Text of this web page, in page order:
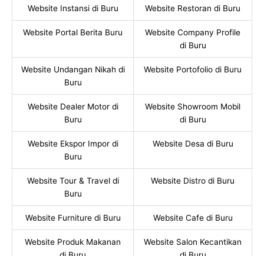
Website Instansi di Buru Website Restoran di Buru
Website Portal Berita Buru
Website Company Profile
di Buru
Website Undangan Nikah di
Buru
Website Portofolio di Buru
Website Dealer Motor di
Buru
Website Showroom Mobil
di Buru
Website Ekspor Impor di
Buru
Website Desa di Buru
Website Tour & Travel di
Buru
Website Distro di Buru
Website Furniture di Buru Website Cafe di Buru
Website Produk Makanan
Website Salon Kecantikan